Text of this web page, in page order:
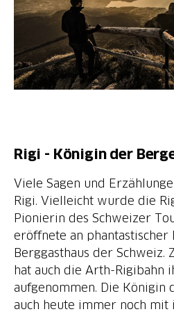
Rigi - Königin der
Viele Sagen und
Rigi. Vielleicht wurde die
Pionierin des Schweizer
eröffnete an phantastischer
Berggasthaus der Schweiz.
hat auch die Arth-Rigibahn
aufgenommen. Die Königin
auch heute immer noch